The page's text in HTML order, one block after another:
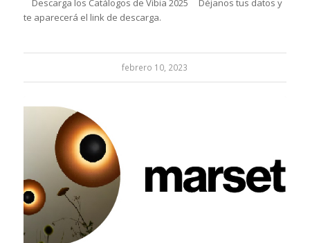
Descarga los Catálogos de Vibia 2025 Déjanos tus datos y
te aparecerá el link de descarga.
febrero 10, 2023